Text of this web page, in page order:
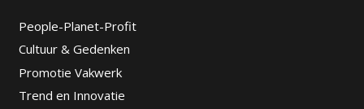
People-Planet-Profit
Cultuur & Gedenken
Promotie Vakwerk
Trend en Innovatie